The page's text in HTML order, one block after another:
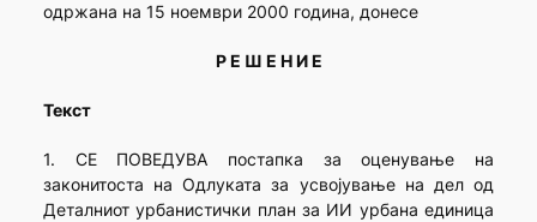
одржана на 15 ноември 2000 година, донесе
Р Е Ш Е Н И Е
Текст
1. СЕ ПОВЕДУВА постапка за оценување на
законитоста на Одлуката за усвојување на дел од
Деталниот урбанистички план за ИИ урбана единица